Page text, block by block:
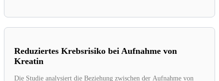
Reduziertes Krebsrisiko bei Aufnahme von
Kreatin
Die Studie analysiert die Beziehung zwischen der Aufnahme von